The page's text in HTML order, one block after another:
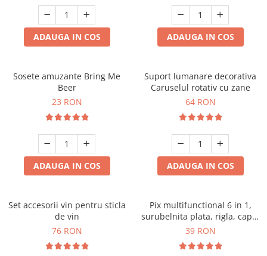
ADAUGA IN COS ADAUGA IN COS
Sosete amuzante Bring Me
Beer
23 RON
ADAUGA IN COS
Suport lumanare decorativa
Caruselul rotativ cu zane
64 RON
ADAUGA IN COS
Set accesorii vin pentru sticla
de vin
76 RON
Pix multifunctional 6 in 1,
surubelnita plata, rigla, capat
touchscreen, nivela cu bula
39 RON